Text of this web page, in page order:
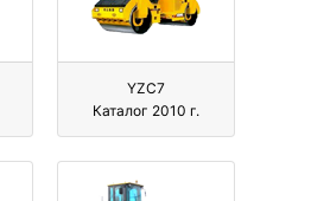
YZC7
Каталог 2010 г.